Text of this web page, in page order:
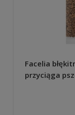
Facelia
przyciąga